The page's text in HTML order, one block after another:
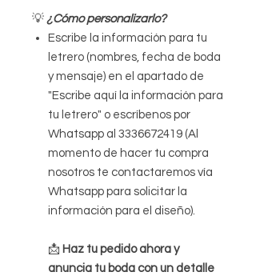
💡 ¿Cómo personalizarlo?
Escribe la información para tu
letrero (nombres, fecha de boda
y mensaje) en el apartado de
"Escribe aquí la información para
tu letrero" o escríbenos por
Whatsapp al 3336672419 (Al
momento de hacer tu compra
nosotros te contactaremos vía
Whatsapp para solicitar la
información para el diseño).
📩 Haz tu pedido ahora y
anuncia tu boda con un detalle